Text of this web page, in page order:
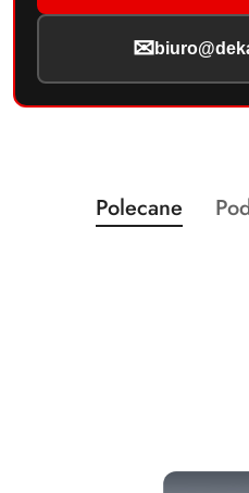
✉
Pomiń karuzelę
Produkty
o
Polecane